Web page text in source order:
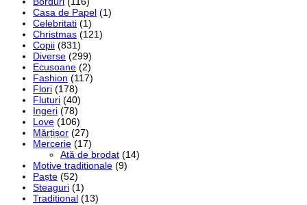
Casa de Papel (1)
Celebritati (1)
Christmas (121)
Copii (831)
Diverse (299)
Ecusoane (2)
Fashion (117)
Flori (178)
Fluturi (40)
Ingeri (78)
Love (106)
Mărțișor (27)
Mercerie (17)
Ată de brodat (14)
Motive traditionale (9)
Paște (52)
Steaguri (1)
Traditional (13)